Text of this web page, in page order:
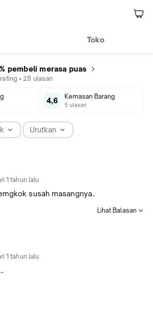
Toko
pembeli merasa puas
rating • 28 ulasan
4,6 Kemasan Barang
5 ulasan
Urutkan
1 tahun lalu
susah masangnya..
Lihat Balasan
1 tahun lalu